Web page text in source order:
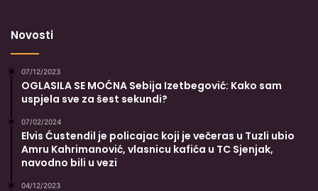
Novosti
07/12/2023
OGLASILA SE MOĆNA Sebija Izetbegović: Kako sam
uspjela sve za šest sekundi?
07/02/2024
Elvis Ćustendil je policajac koji je večeras u Tuzli ubio
Amru Kahrimanović, vlasnicu kafića u TC Sjenjak,
navodno bili u vezi
04/12/2023